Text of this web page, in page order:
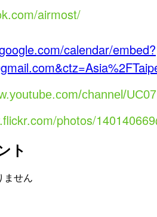
airmost/
calendar/embed?
channel/
photos/
ト
ません